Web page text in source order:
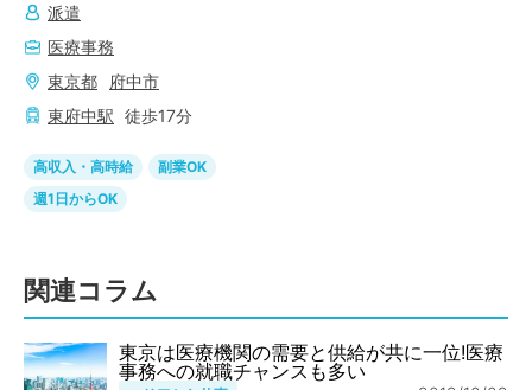
派遣
医療事務
東京都
府中市
東府中駅 徒歩17分
高収入・高時給
副業OK
週1日からOK
関連コラム
東京は医療機関の需要と供給が共に一位!医療
事務への就職チャンスも多い